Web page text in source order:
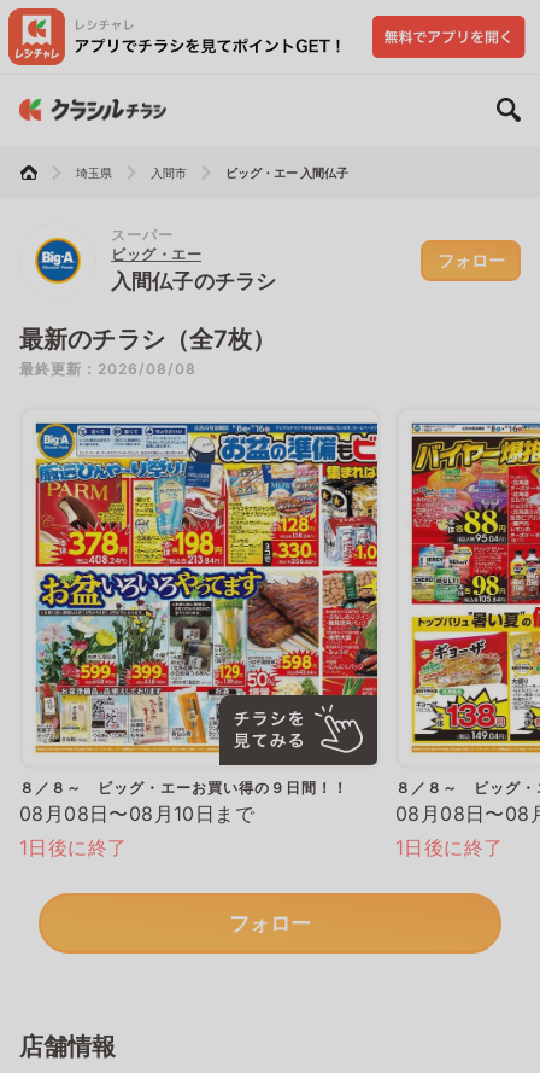
埼玉県 入間市 ビッグ・エー 入間仏子
スーパー
ビッグ・エー
入間仏子のチラシ
フォロー
最新のチラシ（全7枚）
最終更新：2026/08/08
８／８～ ビッグ・エーお買い得の９日間！！
08月08日〜08月10日まで
1日後に終了
８／８～ ビッグ・
08月08日〜08
1日後に終了
フォロー
店舗情報